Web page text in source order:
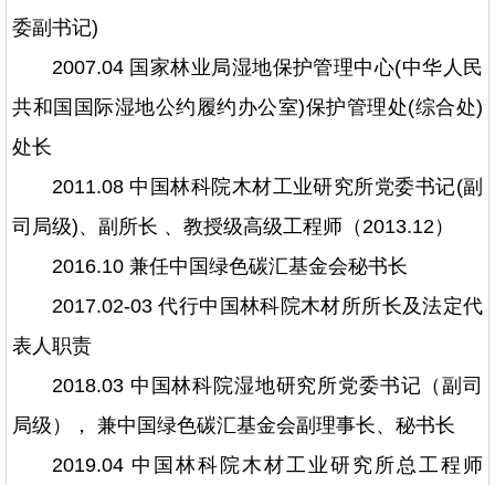
委副书记)
2007.04 国家林业局湿地保护管理中心(中华人民
共和国国际湿地公约履约办公室)保护管理处(综合处)
处长
2011.08 中国林科院木材工业研究所党委书记(副
司局级)、副所长 、教授级高级工程师（2013.12）
2016.10 兼任中国绿色碳汇基金会秘书长
2017.02-03 代行中国林科院木材所所长及法定代
表人职责
2018.03 中国林科院湿地研究所党委书记（副司
局级）， 兼中国绿色碳汇基金会副理事长、秘书长
2019.04 中国林科院木材工业研究所总工程师